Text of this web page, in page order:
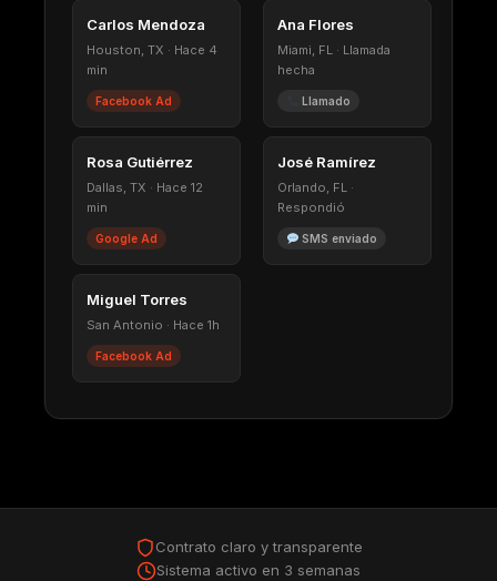
Carlos Mendoza
Houston, TX · Hace 4
min
Facebook Ad
Rosa Gutiérrez
Dallas, TX · Hace 12
min
Google Ad
Miguel Torres
San Antonio · Hace 1h
Facebook Ad
Ana Flores
Miami, FL · Llamada
hecha
Llamado
José Ramírez
Orlando, FL ·
Respondió
SMS enviado
Contrato claro y transparente
Sistema activo en 3 semanas